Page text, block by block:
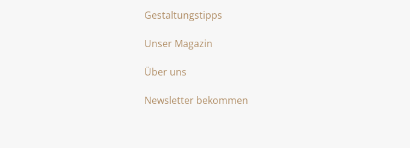
Gestaltungstipps
Unser Magazin
Über uns
Newsletter bekommen